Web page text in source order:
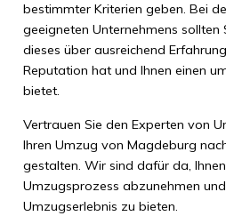
bestimmter Kriterien geben. Bei
geeigneten Unternehmens sollten
dieses über ausreichend
Reputation hat und Ihnen einen
bietet.
Vertrauen Sie den Experten von
Ihren Umzug von Magdeburg
gestalten. Wir sind dafür da,
Umzugsprozess abzunehmen
Umzugserlebnis zu bieten.